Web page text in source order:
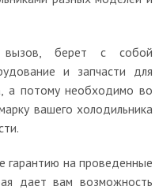
вызов, берет с собой
и запчасти для
а потому необходимо во
вашего холодильника
гарантию на проведенные
дает вам возможность